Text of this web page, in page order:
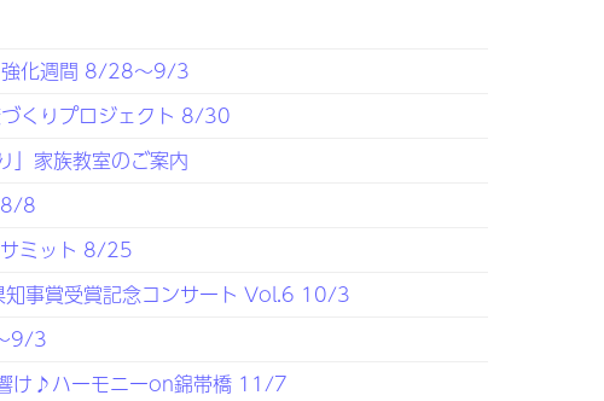
強化週間 8/28～9/3
くりプロジェクト 8/30
」家族教室のご案内
8/8
ミット 8/25
知事賞受賞記念コンサート Vol.6 10/3
9/3
け♪ハーモニーon錦帯橋 11/7